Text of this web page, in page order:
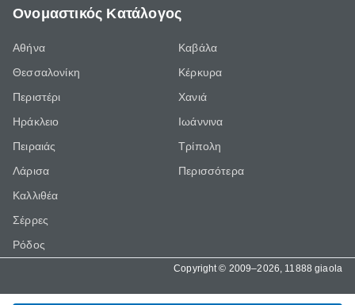
Ονομαστικός Κατάλογος
Αθήνα
Θεσσαλονίκη
Περιστέρι
Ηράκλειο
Πειραιάς
Λάρισα
Καλλιθέα
Σέρρες
Ρόδος
Καβάλα
Κέρκυρα
Χανιά
Ιωάννινα
Τρίπολη
Περισσότερα
Copyright © 2009–2026, 11888 giaola